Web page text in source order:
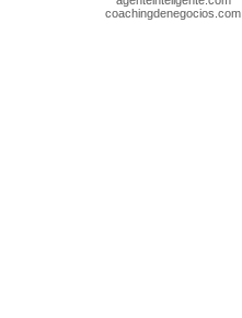
coachingdenegocios.com